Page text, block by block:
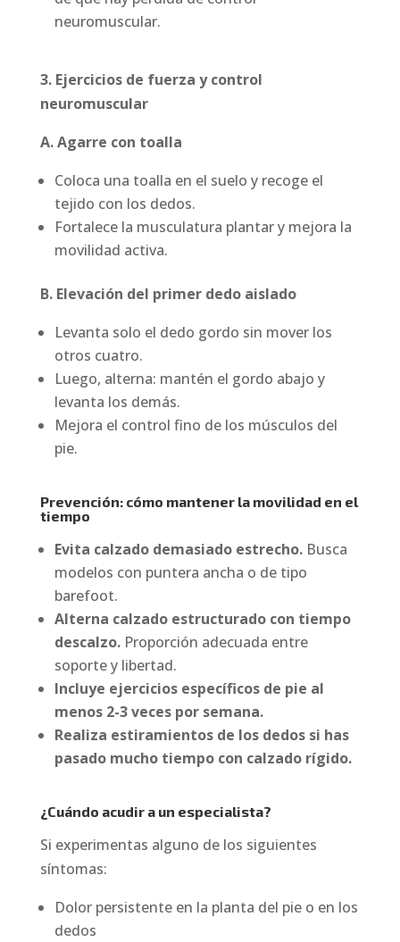
neuromuscular.
3. Ejercicios de fuerza y control
neuromuscular
A. Agarre con toalla
Coloca una toalla en el suelo y recoge el
tejido con los dedos.
Fortalece la musculatura plantar y mejora la
movilidad activa.
B. Elevación del primer dedo aislado
Levanta solo el dedo gordo sin mover los
otros cuatro.
Luego, alterna: mantén el gordo abajo y
levanta los demás.
Mejora el control fino de los músculos del
pie.
Prevención: cómo mantener la movilidad en el
tiempo
Evita calzado demasiado estrecho.Busca
modelos con puntera ancha o de tipo
barefoot.
Alterna calzado estructurado con tiempo
descalzo.Proporción adecuada entre
soporte y libertad.
Incluye ejercicios específicos de pie al
menos 2-3 veces por semana.
Realiza estiramientos de los dedos si has
pasado mucho tiempo con calzado rígido.
¿Cuándo acudir a un especialista?
Si experimentas alguno de los siguientes
síntomas:
Dolor persistente en la planta del pie o en los
dedos